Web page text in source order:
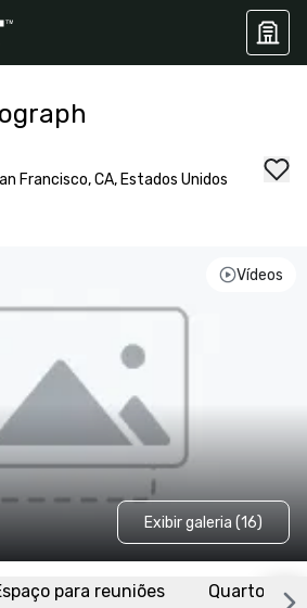
Francisco, CA, Estados Unidos
Vídeos
Exibir galeria (16)
para reuniões Quartos